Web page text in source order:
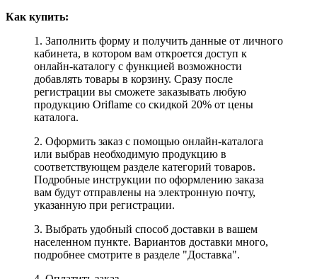
Как купить:
1. Заполнить форму и получить данные от личного
кабинета, в котором вам откроется доступ к
онлайн-каталогу с функцией возможности
добавлять товары в корзину. Сразу после
регистрации вы сможете заказывать любую
продукцию Oriflame со скидкой 20% от цены
каталога.
2. Оформить заказ с помощью онлайн-каталога
или выбрав необходимую продукцию в
соответствующем разделе категорий товаров.
Подробные инструкции по оформлению заказа
вам будут отправлены на электронную почту,
указанную при регистрации.
3. Выбрать удобный способ доставки в вашем
населенном пункте. Вариантов доставки много,
подробнее смотрите в разделе "Доставка".